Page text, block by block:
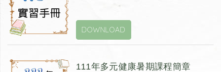
DOWNLOAD
111年多元健康暑期課程簡章